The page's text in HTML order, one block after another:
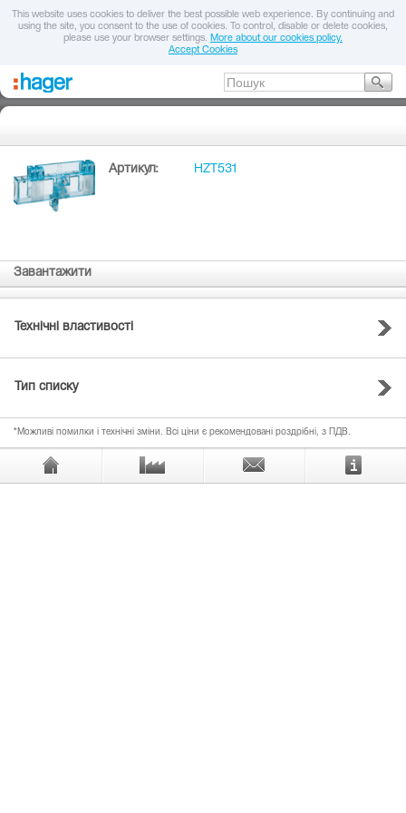
This website uses cookies to deliver the best possible web experience. By continuing and
using the site, you consent to the use of cookies. To control, disable or delete cookies,
please use your browser settings. More about our cookies policy.
Accept Cookies
Артикул: HZT531
Завантажити
Технічні властивості
Тип списку
*Можливі помилки і технічні зміни. Всі ціни є рекомендовані роздрібні, з ПДВ.